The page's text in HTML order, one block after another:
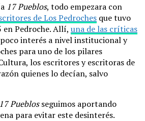
17 Pueblos, todo empezara con
de Los Pedroches que tuvo
en Pedroche. Allí, una de las críticas
interés a nivel institucional y
para uno de los pilares
los escritores y escritoras de
quienes lo decían, salvo
17 Pueblosseguimos aportando
para evitar este desinterés.